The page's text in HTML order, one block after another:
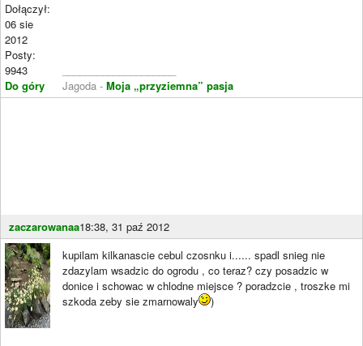
Dołączył:
06 sie
2012
Posty:
9943
Do góry
Jagoda - Moja „przyziemna” pasja
zaczarowanaa18:38, 31 paź 2012
kupilam kilkanascie cebul czosnku i...... spadl snieg nie
zdazylam wsadzic do ogrodu , co teraz? czy posadzic w
donice i schowac w chlodne miejsce ? poradzcie , troszke mi
szkoda zeby sie zmarnowaly
)